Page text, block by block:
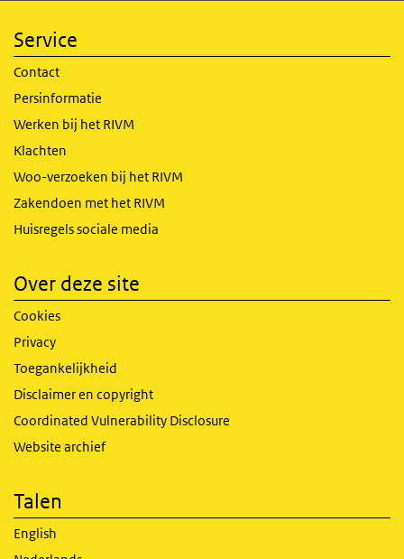
Service
Contact
Persinformatie
Werken bij het RIVM
Klachten
Woo-verzoeken bij het RIVM
Zakendoen met het RIVM
Huisregels sociale media
Over deze site
Cookies
Privacy
Toegankelijkheid
Disclaimer en copyright
Coordinated Vulnerability Disclosure
Website archief
Talen
English